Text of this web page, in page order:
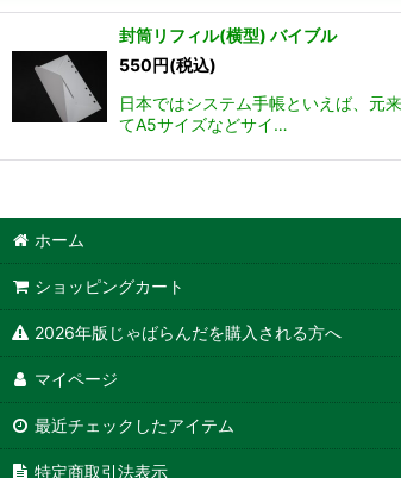
封筒リフィル(横型) バイブル
550円(税込)
日本ではシステム手帳といえば、元
てA5サイズなどサイ…
ホーム
ショッピングカート
2026年版じゃばらんだを購入される方へ
マイページ
最近チェックしたアイテム
特定商取引法表示